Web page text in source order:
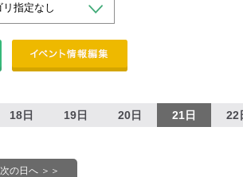
18日 19日 20日 21日 22
次の日へ ＞＞